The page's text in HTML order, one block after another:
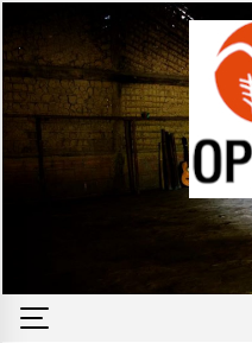
to
content